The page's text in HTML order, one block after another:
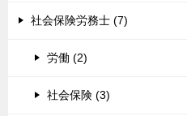
社会保険労務士 (7)
労働 (2)
社会保険 (3)